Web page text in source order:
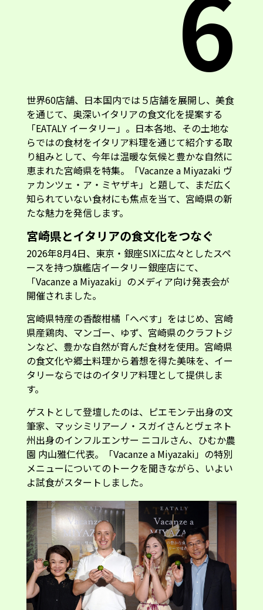
世界60店舗、日本国内では５店舗を展開し、美食
を通じて、奥深いイタリアの食文化を提案する
「EATALY イータリー」。日本各地、その土地な
らではの食材をイタリア料理を通じて紹介する取
り組みとして、今年は温暖な気候と豊かな自然に
恵まれた宮崎県を特集。「Vacanze a Miyazaki ヴ
ァカンツェ・ア・ミヤザキ」と題して、まだ広く
知られていない食材にも焦点を当て、宮崎県の新
たな魅力を発信します。
宮崎県とイタリアの食文化をつなぐ
2026年8月4日、東京・銀座SIXに広々としたスペ
ースを持つ旗艦店イータリー銀座店にて、
「Vacanze a Miyazaki」のメディア向け発表会が
開催されました。
宮崎県特産の香酸柑橘「へべす」をはじめ、宮崎
県産鶏肉、マンゴー、ゆず、宮崎県のクラフトジ
ンなど、豊かな自然が育んだ食材を使用。宮崎県
の食文化や郷土料理から着想を得た美味を、イー
タリーならではのイタリア料理として提供しま
す。
ゲストとして登壇したのは、ピエモンテ出身の文
筆家、マッシミリアーノ・スガイさんとヴェネト
州出身のインフルエンサー ニコルさん、ひむか農
園 内山雅仁代表。「Vacanze a Miyazaki」の特別
メニューについてのトークを聞きながら、いよい
よ試食がスタートしました。